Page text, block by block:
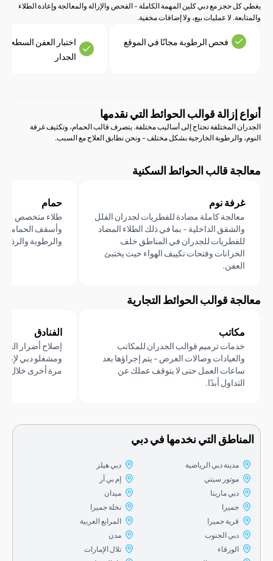
مع دبي كلين المهمة الكاملة - الفحص والإزالة والمعالجة وإعادة الطلاء
لا عمليات بيع، ولا إضافات مخفية.
فحص الرطوبة مجانًا في الموقع
اختبار العفن السطحي وخلف
الجدار
إزالة قوالب الحوائط التي نقدمها
المختلفة تحتاج إلى أساليب مختلفة. يتصرف قالب الحمام، وتكثيف غرفة
الخارجية بشكل مختلف - ونحن نطابق العلاج مع السبب.
قالب الحوائط السكنية
نوم
كاملة مضادة للفطريات لجدران الفلل
الداخلية - بما في ذلك الطلاء المضاد
للجدران في المناطق خلف
وفتحات تكييف الهواء حيث يختبئ
طلاء متخصص مضاد
وأسقف الحمامات - مصمم
والرطوبة والرذاذ المستمر
قوالب الحوائط التجارية
ترميم قوالب الجدران للمكاتب
وصالات العرض - يتم إجراؤها بعد
العمل حتى لا يتوقف عملك عن
أبدًا.
إصلاح أضرار العفن بشكل
ومشغلو دبي لإبقاء غرف
مرة أخرى خلال 24 إلى 48 ساعة.
التي نخدمها في دبي
مدينة دبي الرياضية
موتور سيتي
دبي مارينا
قرية جميرا
دبي الجنوب
دبي هيلز
نخلة جميرا
المرابع العربية
تلال الإمارات